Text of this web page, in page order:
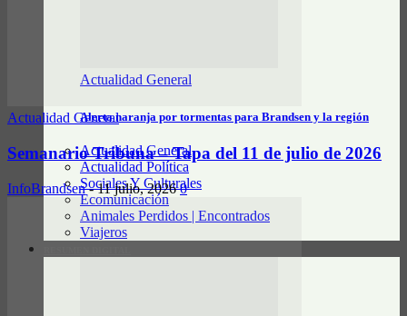
Actualidad General
Alerta naranja por tormentas para Brandsen y la región
Actualidad General
Actualidad Política
Sociales Y Culturales
Ecomunicación
Animales Perdidos | Encontrados
Viajeros
Actualidad General
Semanario Tribuna – Tapa del 11 de julio de 2026
InfoBrandsen - 11 julio, 2026 0